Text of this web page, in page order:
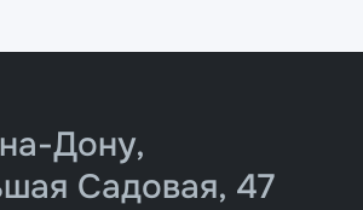
Дону,
Садовая, 47